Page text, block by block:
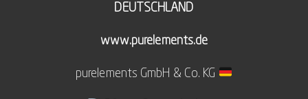
DEUTSCHLAND
www.purelements.de
purelements GmbH & Co. KG